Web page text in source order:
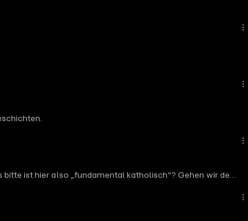
ist hier also „fundamental katholisch“? Gehen wir der